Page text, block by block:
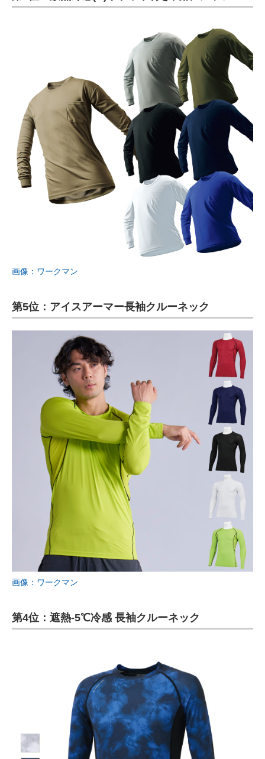
画像：ワークマン
第5位：アイスアーマー長袖クルーネック
画像：ワークマン
第4位：遮熱-5℃冷感 長袖クルーネック